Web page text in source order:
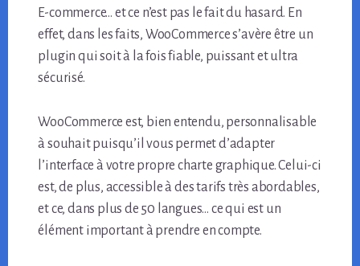
E-commerce… et ce n’est pas le fait du hasard. En
effet, dans les faits, WooCommerce s’avère être un
plugin qui soit à la fois fiable, puissant et ultra
sécurisé.
WooCommerce est, bien entendu, personnalisable
à souhait puisqu’il vous permet d’adapter
l’interface à votre propre charte graphique. Celui-ci
est, de plus, accessible à des tarifs très abordables,
et ce, dans plus de 50 langues… ce qui est un
élément important à prendre en compte.